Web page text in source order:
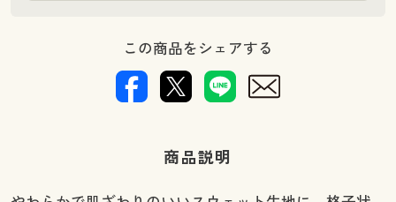
この商品をシェアする
商品説明